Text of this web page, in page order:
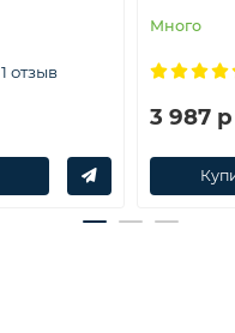
1 отзыв
Много
3 987 р